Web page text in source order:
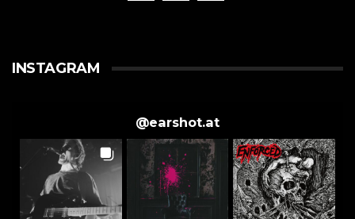
INSTAGRAM
@earshot.at